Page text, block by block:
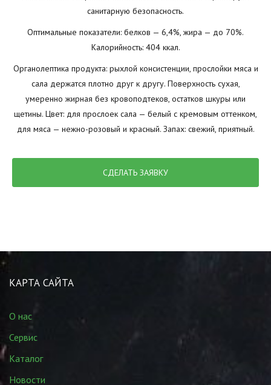
санитарную безопасность.
Оптимальные показатели: белков — 6,4%, жира — до 70%.
Калорийность: 404 ккал.
Органолептика продукта: рыхлой консистенции, прослойки мяса и
сала держатся плотно друг к другу. Поверхность сухая,
умеренно жирная без кровоподтеков, остатков шкуры или
щетины. Цвет: для прослоек сала — белый с кремовым оттенком,
для мяса — нежно-розовый и красный. Запах: свежий, приятный.
СДЕЛАТЬ ЗАЯВКУ
КАРТА САЙТА
О нас
Сервис
Каталог
Новости